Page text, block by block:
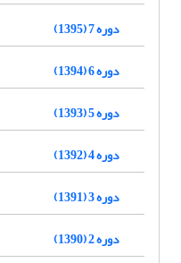
دوره 7 (1395)
دوره 6 (1394)
دوره 5 (1393)
دوره 4 (1392)
دوره 3 (1391)
دوره 2 (1390)